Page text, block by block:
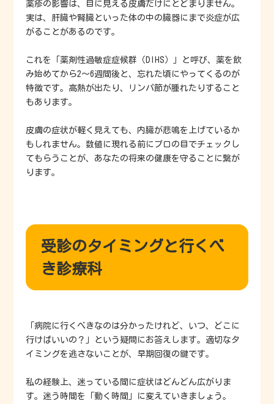
薬疹の影響は、目に見える皮膚だけにとどまりません。
実は、肝臓や腎臓といった体の中の臓器にまで炎症が広
がることがあるのです。
これを「薬剤性過敏症症候群（DIHS）」と呼び、薬を飲
み始めてから2〜6週間後と、忘れた頃にやってくるのが
特徴です。高熱が出たり、リンパ節が腫れたりすること
もあります。
皮膚の症状が軽く見えても、内臓が悲鳴を上げているか
もしれません。数値に現れる前にプロの目でチェックし
てもらうことが、あなたの将来の健康を守ることに繋が
ります。
受診のタイミングと行くべ
き診療科
「病院に行くべきなのは分かったけれど、いつ、どこに
行けばいいの？」という疑問にお答えします。適切なタ
イミングを逃さないことが、早期回復の鍵です。
私の経験上、迷っている間に症状はどんどん広がりま
す。迷う時間を「動く時間」に変えていきましょう。